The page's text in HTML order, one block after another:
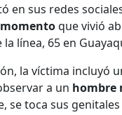
en sus redes
que vivió
la línea, 65 en
la víctima incluyó
a un hombre
se toca sus